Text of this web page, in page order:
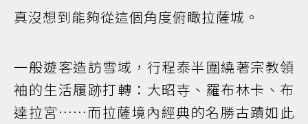
真沒想到能夠從這個角度俯瞰拉薩城。
一般遊客造訪雪域，行程泰半圍繞著宗教領
袖的生活履跡打轉：大昭寺、羅布林卡、布
達拉宮……而拉薩境內經典的名勝古蹟如此